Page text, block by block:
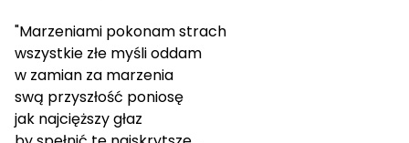
"Marzeniami pokonam strach
wszystkie złe myśli oddam
w zamian za marzenia
swą przyszłość poniosę
jak najcięższy głaz